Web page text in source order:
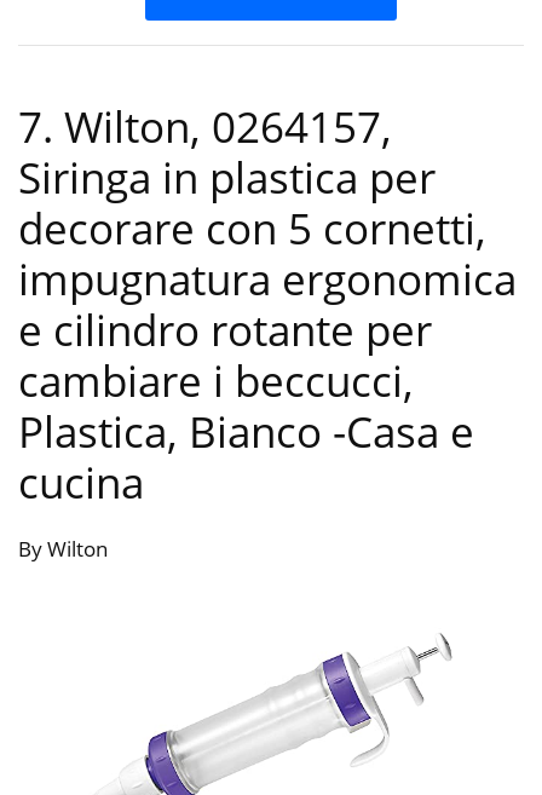
7. Wilton, 0264157,
Siringa in plastica per
decorare con 5 cornetti,
impugnatura ergonomica
e cilindro rotante per
cambiare i beccucci,
Plastica, Bianco -Casa e
cucina
By Wilton